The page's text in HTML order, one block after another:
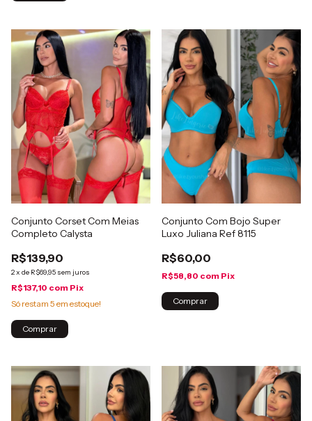
Conjunto Corset Com Meias
Completo Calysta
R$139,90
2x de R$69,95 sem juros
R$137,10 com Pix
Só restam 5 em estoque!
Comprar
Conjunto Com Bojo Super
Luxo Juliana Ref 8115
R$60,00
R$58,80 com Pix
Comprar